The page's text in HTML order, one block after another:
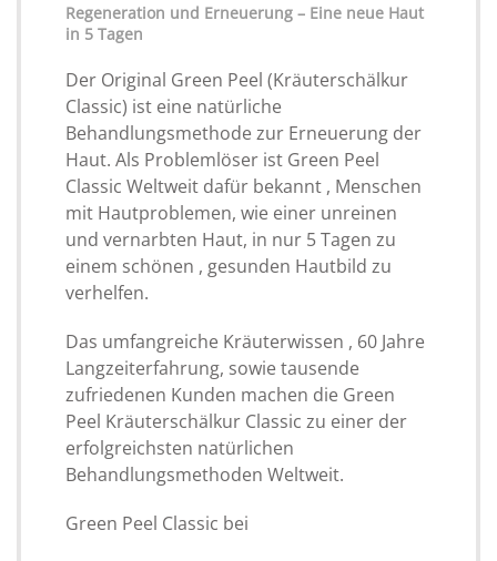
Regeneration und Erneuerung – Eine neue Haut
in 5 Tagen
Der Original Green Peel (Kräuterschälkur
Classic) ist eine natürliche
Behandlungsmethode zur Erneuerung der
Haut. Als Problemlöser ist Green Peel
Classic Weltweit dafür bekannt , Menschen
mit Hautproblemen, wie einer unreinen
und vernarbten Haut, in nur 5 Tagen zu
einem schönen , gesunden Hautbild zu
verhelfen.
Das umfangreiche Kräuterwissen , 60 Jahre
Langzeiterfahrung, sowie tausende
zufriedenen Kunden machen die Green
Peel Kräuterschälkur Classic zu einer der
erfolgreichsten natürlichen
Behandlungsmethoden Weltweit.
Green Peel Classic bei